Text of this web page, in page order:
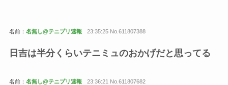
名前： 名無し@テニプリ速報 23:35:25 No.611807388
日吉は半分くらいテニミュのおかげだと思ってる
名前： 名無し@テニプリ速報 23:36:21 No.611807682